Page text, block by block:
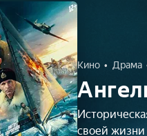
Кино Драма
своей жизни